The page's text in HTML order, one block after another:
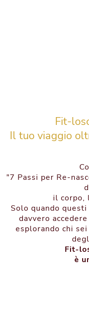
Fit-
Il tuo viaggio
"7 Passi per Re-
il corpo,
Solo quando
davvero
esplorando chi
Fit-
è